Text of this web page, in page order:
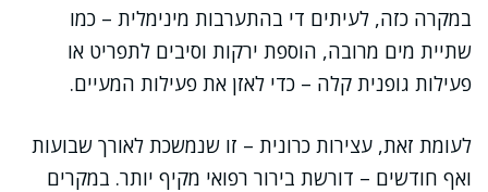
במקרה כזה, לעיתים די בהתערבות מינימלית – כמו
שתיית מים מרובה, הוספת ירקות וסיבים לתפריט או
פעילות גופנית קלה – כדי לאזן את פעילות המעיים.
לעומת זאת, עצירות כרונית – זו שנמשכת לאורך שבועות
ואף חודשים – דורשת בירור רפואי מקיף יותר. במקרים